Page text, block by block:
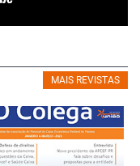
MAIS REVISTAS